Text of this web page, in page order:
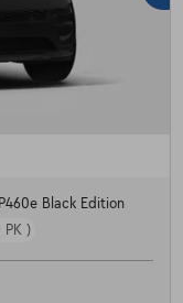
Black Edition
PK )